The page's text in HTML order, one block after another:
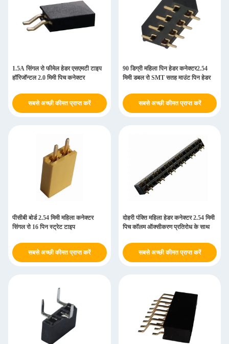
1.5A सिंगल रो फीमेल हेडर एसएमटी टाइप
हॉरिजॉन्टल 2.0 मिमी पिच कनेक्टर
सबसे अच्छी कीमत प्राप्त करें
90 डिग्री महिला पिन हेडर कनेक्टर2.54
मिमी डबल रो SMT सतह माउंट पिन हेडर
सबसे अच्छी कीमत प्राप्त करें
पीसीबी बोर्ड 2.54 मिमी महिला कनेक्टर
सिंगल रो 16 पिन स्ट्रेट टाइप
सबसे अच्छी कीमत प्राप्त करें
दोहरी पंक्ति महिला हेडर कनेक्टर 2.54 मिमी
पिच कॉलम ऑक्सीकरण प्रतिरोध के साथ
सबसे अच्छी कीमत प्राप्त करें